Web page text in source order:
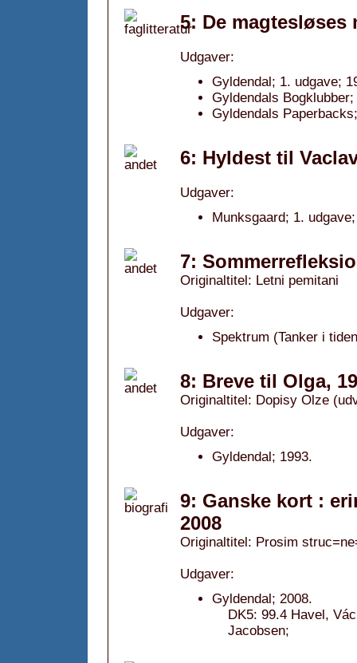
5: De magtesløses
Udgaver:
Gyldendal; 1. udgave;
Gyldendals
Gyldendals
6: Hyldest til
Udgaver:
Munksgaard; 1.
7:
Originaltitel: Letni pemitani
Udgaver:
Spektrum (Tanker i
8: Breve til Olga,
Originaltitel: Dopisy Olze
Udgaver:
Gyldendal; 1993.
9: Ganske kort :
2008
Originaltitel: Prosim
Udgaver:
Gyldendal; 2008.
DK5: 99.4 Havel,
Jacobsen;